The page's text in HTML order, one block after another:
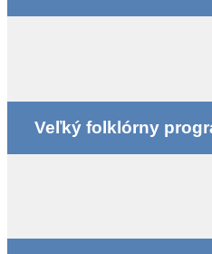
Veľký folklórny